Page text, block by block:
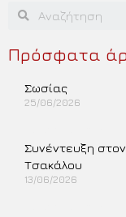
Πρόσφατα
Σωσίας
25/06/2026
Συνέντευξη
Τσακάλου
13/06/2026